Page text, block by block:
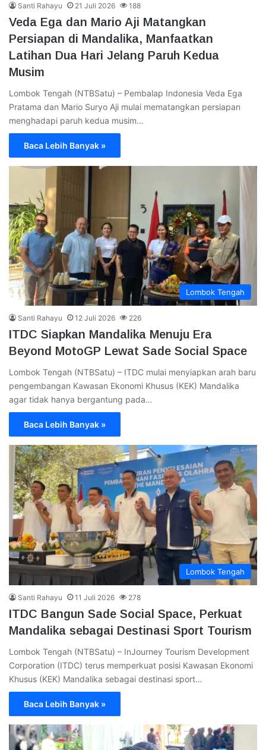
Santi Rahayu 21 Juli 2026 188
Veda Ega dan Mario Aji Matangkan
Persiapan di Mandalika, Manfaatkan
Latihan Dua Hari Jelang Paruh Kedua
Musim
Lombok Tengah (NTBSatu) – Pembalap Indonesia Veda Ega
Pratama dan Mario Suryo Aji mulai mematangkan persiapan
menghadapi paruh kedua musim…
Baca Lebih Banyak »
Lombok Tengah
Santi Rahayu 12 Juli 2026 226
ITDC Siapkan Mandalika Menuju Era
Beyond MotoGP Lewat Sade Social Space
Lombok Tengah (NTBSatu) – ITDC mulai menyiapkan arah baru
pengembangan Kawasan Ekonomi Khusus (KEK) Mandalika
agar tidak hanya bergantung pada…
Baca Lebih Banyak »
Lombok Tengah
Santi Rahayu 11 Juli 2026 278
ITDC Bangun Sade Social Space, Perkuat
Mandalika sebagai Destinasi Sport Tourism
Lombok Tengah (NTBSatu) – InJourney Tourism Development
Corporation (ITDC) terus memperkuat posisi Kawasan Ekonomi
Khusus (KEK) Mandalika sebagai destinasi sport…
Baca Lebih Banyak »